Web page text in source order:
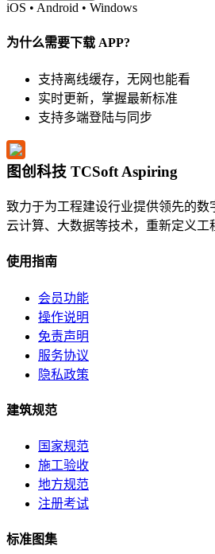
iOS • Android • Windows
为什么需要下载 APP?
支持离线缓存，无网也能看
实时更新，掌握最新标准
支持多端登陆与同步
图创科技 TCSoft Aspiring
致力于为工程建设行业提供领先的数
云计算、大数据等技术，重新定义工
使用指南
会员功能
操作说明
免责声明
服务协议
隐私政策
建筑规范
国家规范
施工验收
地方规范
注册考试
标准图集